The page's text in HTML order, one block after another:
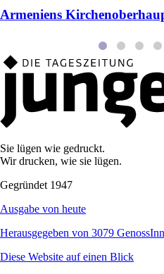
Armeniens
Sie lügen wie gedruckt.
Wir drucken, wie sie lügen.
Gegründet 1947
Ausgabe von heute
Herausgegeben von 3079
Diese Website auf einen Blick